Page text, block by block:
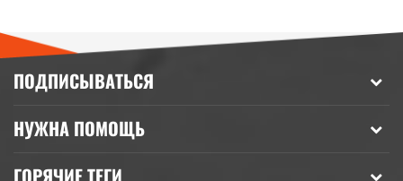
ПОДПИСЫВАТЬСЯ
НУЖНА ПОМОЩЬ
ГОРЯЧИЕ ТЕГИ